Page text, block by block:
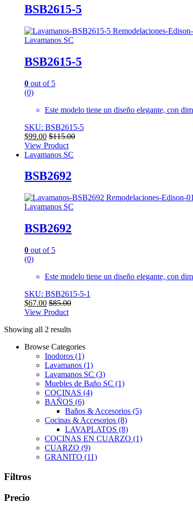
BSB2615-5
Lavamanos SC
BSB2615-5
0 out of 5
(0)
Este modelo tiene un diseño elegante, con
SKU: BSB2615-5
$99.00 $115.00
View Product
Lavamanos SC
BSB2692
Lavamanos SC
BSB2692
0 out of 5
(0)
Este modelo tiene un diseño elegante, con
SKU: BSB2615-5-1
$67.00 $85.00
View Product
Showing all 2 results
Browse Categories
Inodoros (1)
Lavamanos (1)
Lavamanos SC (3)
Muebles de Baño SC (1)
COCINAS (4)
BAÑOS (6)
Baños & Accesorios (5)
Cocinas & Accesorios (8)
LAVAPLATOS (8)
COCINAS EN CUARZO (1)
CUARZO (9)
GRANITO (11)
Filtros
Precio